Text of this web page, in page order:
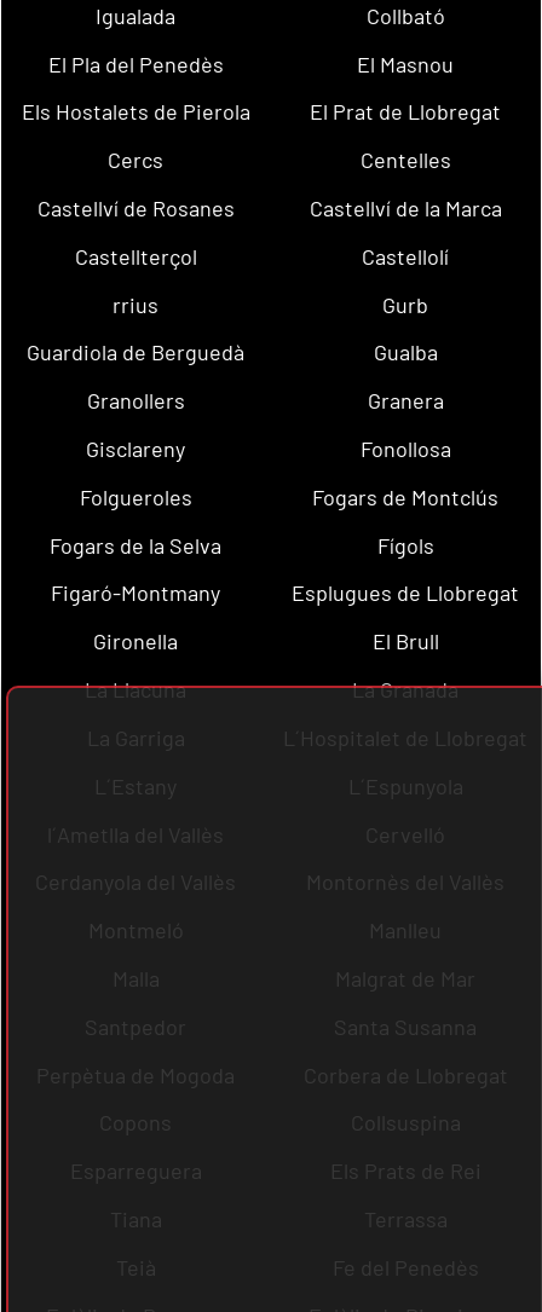
Igualada
Collbató
El Pla del Penedès
El Masnou
Els Hostalets de Pierola
El Prat de Llobregat
Cercs
Centelles
Castellví de Rosanes
Castellví de la Marca
Castellterçol
Castellolí
rrius
Gurb
Guardiola de Berguedà
Gualba
Granollers
Granera
Gisclareny
Fonollosa
Folgueroles
Fogars de Montclús
Fogars de la Selva
Fígols
Figaró-Montmany
Esplugues de Llobregat
Gironella
El Brull
La Llacuna
La Granada
La Garriga
L´Hospitalet de Llobregat
L´Estany
L´Espunyola
l´Ametlla del Vallès
Cervelló
Cerdanyola del Vallès
Montornès del Vallès
Montmeló
Manlleu
Malla
Malgrat de Mar
Santpedor
Santa Susanna
Perpètua de Mogoda
Corbera de Llobregat
Copons
Collsuspina
Esparreguera
Els Prats de Rei
Tiana
Terrassa
Teià
Fe del Penedès